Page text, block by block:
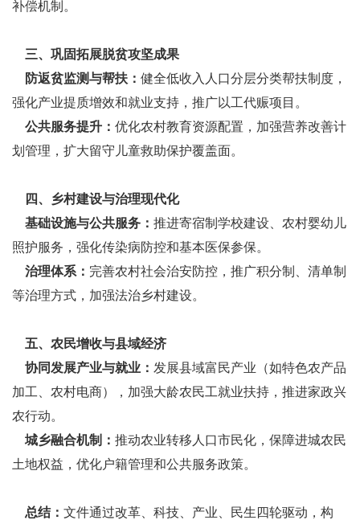
补偿机制。
三、巩固拓展脱贫攻坚成果
防返贫监测与帮扶： 健全低收入人口分层分类帮扶制度，
强化产业提质增效和就业支持，推广以工代赈项目。
公共服务提升： 优化农村教育资源配置，加强营养改善计
划管理，扩大留守儿童救助保护覆盖面。
四、乡村建设与治理现代化
基础设施与公共服务： 推进寄宿制学校建设、农村婴幼儿
照护服务，强化传染病防控和基本医保参保。
治理体系： 完善农村社会治安防控，推广积分制、清单制
等治理方式，加强法治乡村建设。
五、农民增收与县域经济
协同发展产业与就业： 发展县域富民产业（如特色农产品
加工、农村电商），加强大龄农民工就业扶持，推进家政兴
农行动。
城乡融合机制： 推动农业转移人口市民化，保障进城农民
土地权益，优化户籍管理和公共服务政策。
总结： 文件通过改革、科技、产业、民生四轮驱动，构